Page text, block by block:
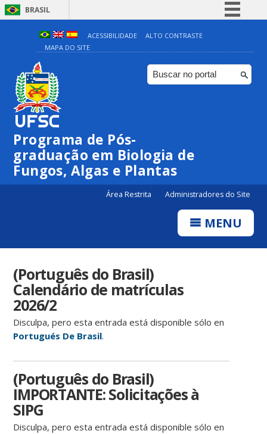
BRASIL
Simplifique!
Comunica BR
Participe
ACESSIBILIDADE
ALTO CONTRASTE
MAPA DO SITE
Programa de Pós-
graduação em Biologia de
Fungos, Algas e Plantas
Área Restrita Administradores do Site
MENU
(Português do Brasil)
Calendário de matrículas
2026/2
Disculpa, pero esta entrada está disponible sólo en
Portugués De Brasil.
(Português do Brasil)
IMPORTANTE: Solicitações à
SIPG
Disculpa, pero esta entrada está disponible sólo en